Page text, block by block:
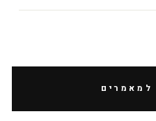
למאמרים